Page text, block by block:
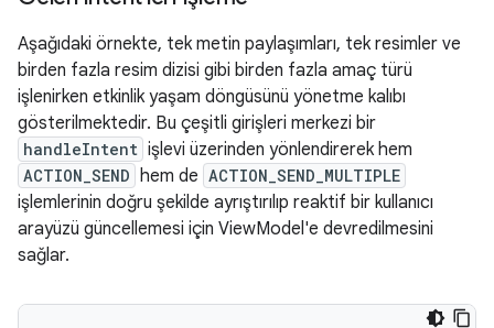
Aşağıdaki örnekte, tek metin paylaşımları, tek resimler ve
birden fazla resim dizisi gibi birden fazla amaç türü
işlenirken etkinlik yaşam döngüsünü yönetme kalıbı
gösterilmektedir. Bu çeşitli girişleri merkezi bir
handleIntent işlevi üzerinden yönlendirerek hem
ACTION_SEND hem de ACTION_SEND_MULTIPLE
işlemlerinin doğru şekilde ayrıştırılıp reaktif bir kullanıcı
arayüzü güncellemesi için ViewModel'e devredilmesini
sağlar.